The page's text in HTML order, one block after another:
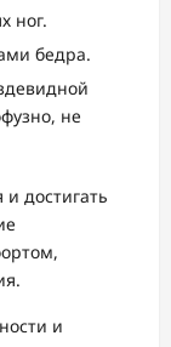
ног.
бедра.
не
достигать